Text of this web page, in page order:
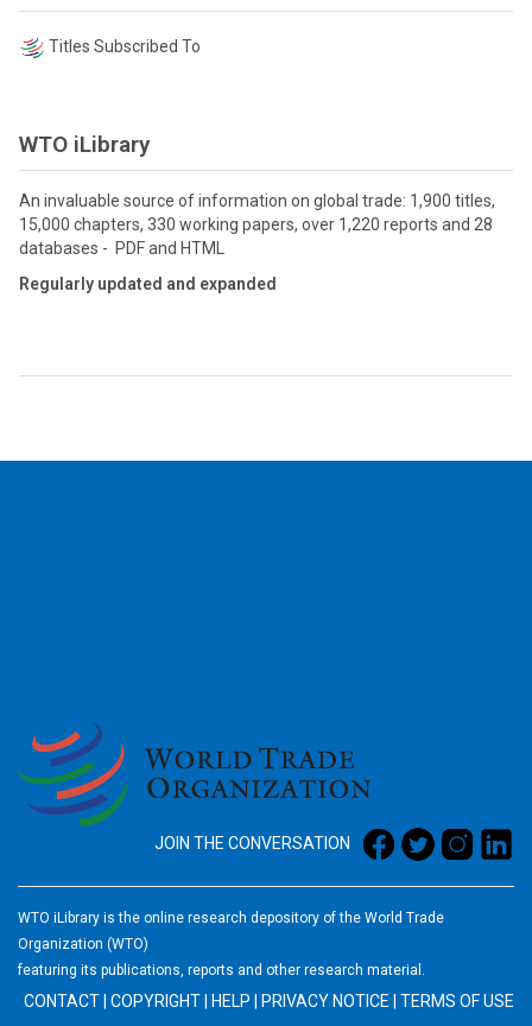
Titles Subscribed To
WTO iLibrary
An invaluable source of information on global trade: 1,900 titles,
15,000 chapters, 330 working papers, over 1,220 reports and 28
databases - PDF and HTML
Regularly updated and expanded
JOIN THE CONVERSATION
WTO iLibrary is the online research depository of the World Trade
Organization (WTO)
featuring its publications, reports and other research material.
CONTACT COPYRIGHT HELP PRIVACY NOTICE TERMS OF USE